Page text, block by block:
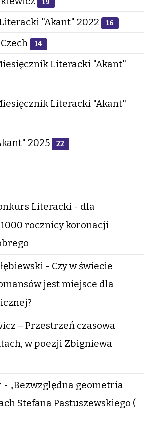
19
"Akant" 2022 16
14
Literacki "Akant"
Literacki "Akant"
2025 22
Literacki - dla
rocznicy koronacji
- Czy w świecie
jest miejsce dla
– Przestrzeń czasowa
w poezji Zbigniewa
„Bezwzględna geometria
Stefana Pastuszewskiego (